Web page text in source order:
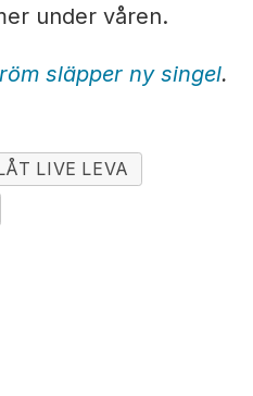
under våren.
släpper ny singel.
LIVE LEVA